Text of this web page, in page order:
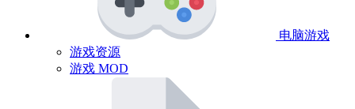
电脑游戏
游戏资源
游戏 MOD